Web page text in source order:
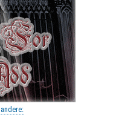
andere: